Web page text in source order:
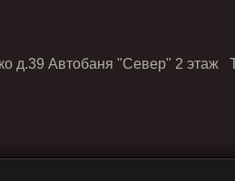
д.39 Автобаня "Север" 2 этаж